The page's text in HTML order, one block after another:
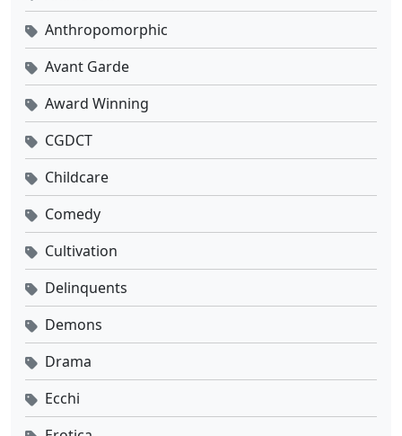
Anthropomorphic
Avant Garde
Award Winning
CGDCT
Childcare
Comedy
Cultivation
Delinquents
Demons
Drama
Ecchi